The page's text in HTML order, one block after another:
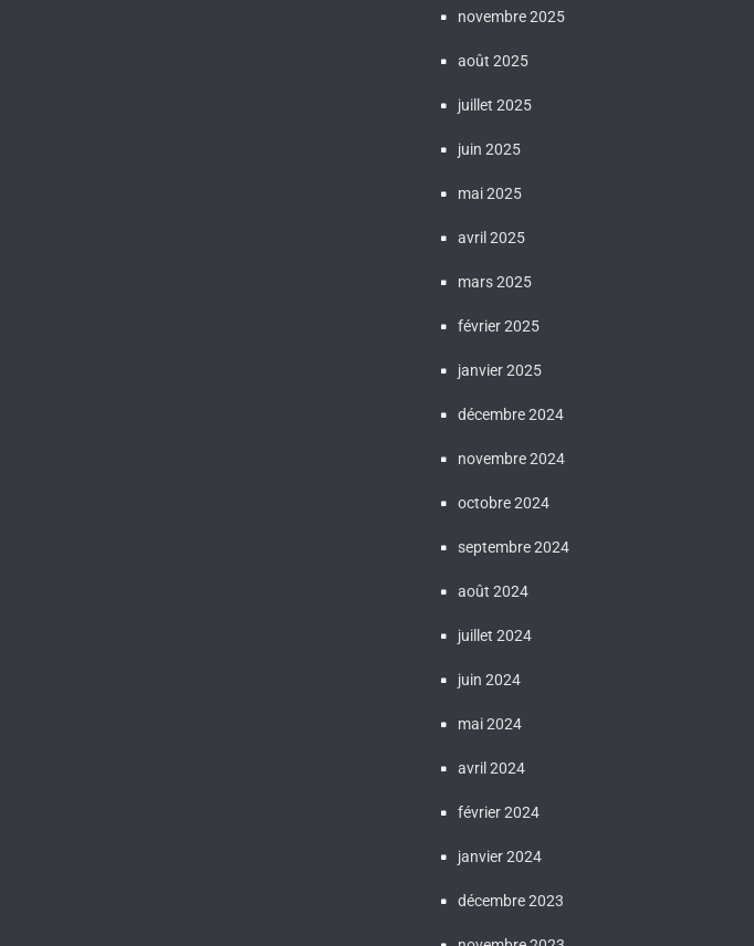
novembre 2025
août 2025
juillet 2025
juin 2025
mai 2025
avril 2025
mars 2025
février 2025
janvier 2025
décembre 2024
novembre 2024
octobre 2024
septembre 2024
août 2024
juillet 2024
juin 2024
mai 2024
avril 2024
février 2024
janvier 2024
décembre 2023